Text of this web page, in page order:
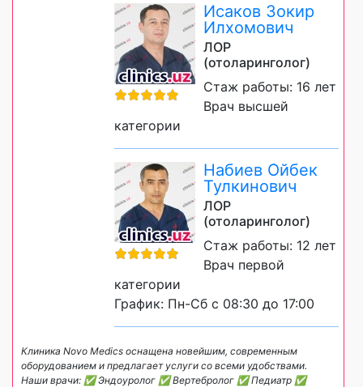
Исаков Зокир
Илхомович
ЛОР
(отоларинголог)
Стаж работы: 16 лет
Врач высшей
категории
Набиев Ойбек
Тулкинович
ЛОР
(отоларинголог)
Стаж работы: 12 лет
Врач первой
категории
График: Пн-Сб с 08:30 до 17:00
Клиника Novo Medics оснащена новейшим, современным
оборудованием и предлагает услуги со всеми удобствами.
Наши врачи: ✅ Эндоуролог ✅ Вертебролог ✅ Педиатр ✅